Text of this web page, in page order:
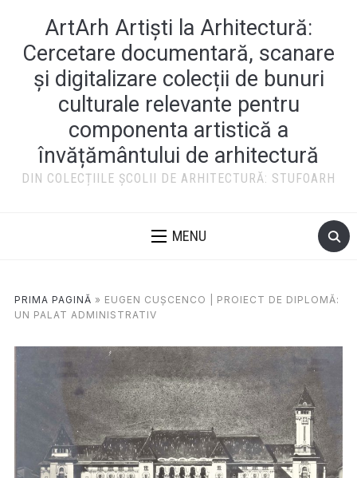
ArtArh Artiști la Arhitectură:
Cercetare documentară, scanare
și digitalizare colecții de bunuri
culturale relevante pentru
componenta artistică a
învățământului de arhitectură
DIN COLECȚIILE ȘCOLII DE ARHITECTURĂ: STUFOARH
MENU
PRIMA PAGINĂ » EUGEN CUȘCENCO | PROIECT DE DIPLOMĂ:
UN PALAT ADMINISTRATIV